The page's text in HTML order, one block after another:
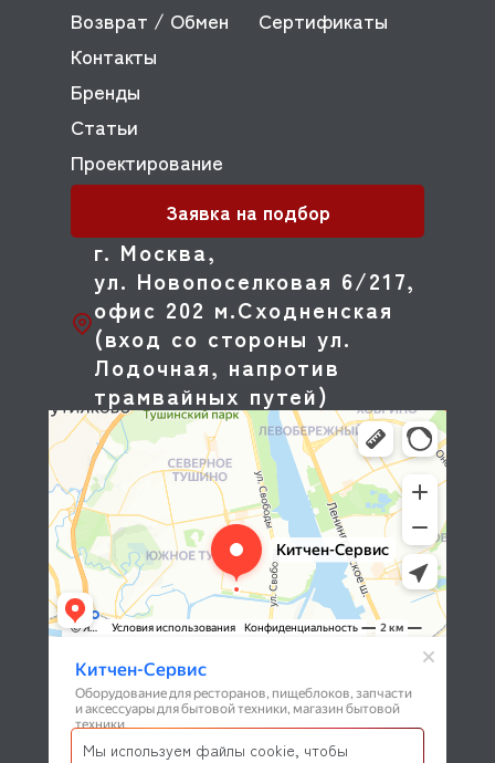
г. Москва,
ул. Новопоселковая 6/217,
офис 202 м.Сходненская
(вход со стороны ул.
Лодочная, напротив
трамвайных путей)
Возврат / Обмен
Сертификаты
Контакты
Бренды
Статьи
Проектирование
Заявка на подбор
Мы используем файлы cookie, чтобы